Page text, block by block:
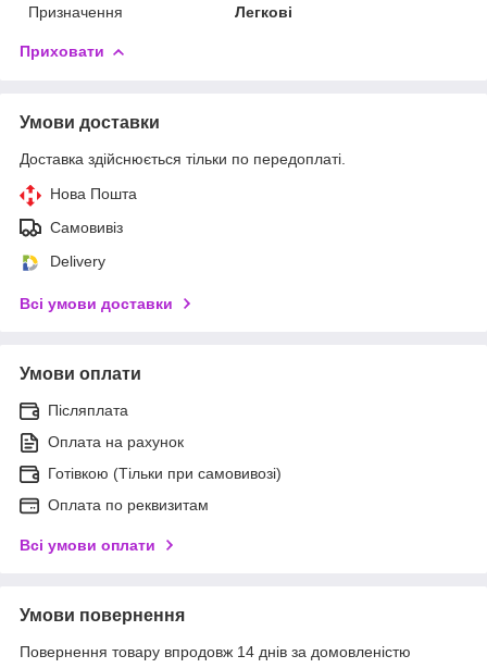
Призначення
Легкові
Приховати
Умови доставки
Доставка здійснюється тільки по передоплаті.
Нова Пошта
Самовивіз
Delivery
Всі умови доставки
Умови оплати
Післяплата
Оплата на рахунок
Готівкою (Тільки при самовивозі)
Оплата по реквизитам
Всі умови оплати
Умови повернення
Повернення товару впродовж 14 днів за домовленістю